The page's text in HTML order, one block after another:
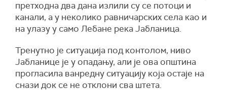
претходна два дана излили су се потоци и
канали, а у неколико равничарских села као и
на улазу у само Лебане река Јабланица.
Тренутно је ситуација под контолом, ниво
Јабланице је у опадању, али је ова општина
прогласила ванредну ситуацију која остаје на
снази док се не отклони сва штета.